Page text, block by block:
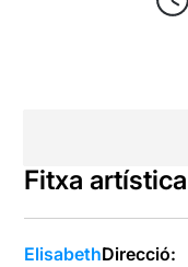
Fitxa artística
ElisabethDirecció: